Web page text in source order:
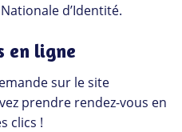
d’Identité.
en ligne
sur le site
prendre rendez-vous en
clics !